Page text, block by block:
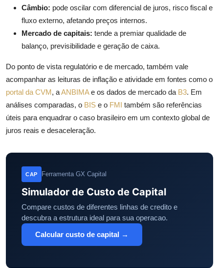
Câmbio: pode oscilar com diferencial de juros, risco fiscal e
fluxo externo, afetando preços internos.
Mercado de capitais: tende a premiar qualidade de
balanço, previsibilidade e geração de caixa.
Do ponto de vista regulatório e de mercado, também vale
acompanhar as leituras de inflação e atividade em fontes como o
portal da CVM, aANBIMAe os dados de mercado da B3. Em
análises comparadas, o BIS e o FMI também são referências
úteis para enquadrar o caso brasileiro em um contexto global de
juros reais e desaceleração.
CAP Ferramenta GX Capital
Simulador de Custo de Capital
Compare custos de diferentes linhas de credito e
descubra a estrutura ideal para sua operacao.
Calcular custo de capital →